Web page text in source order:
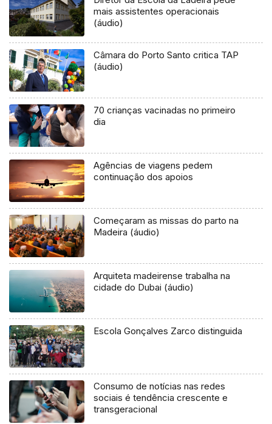
mais assistentes operacionais
(áudio)
Câmara do Porto Santo critica TAP
(áudio)
70 crianças vacinadas no primeiro
dia
Agências de viagens pedem
continuação dos apoios
Começaram as missas do parto na
Madeira (áudio)
Arquiteta madeirense trabalha na
cidade do Dubai (áudio)
Escola Gonçalves Zarco distinguida
Consumo de notícias nas redes
sociais é tendência crescente e
transgeracional